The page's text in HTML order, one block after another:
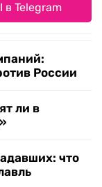
в Telegram
России
ли в
что